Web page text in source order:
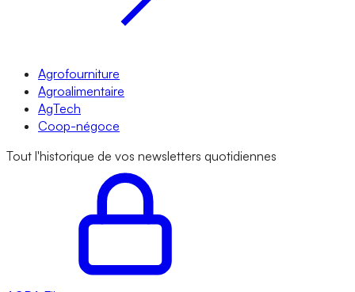
Agrofourniture
Agroalimentaire
AgTech
Coop-négoce
Tout l'historique de vos newsletters quotidiennes